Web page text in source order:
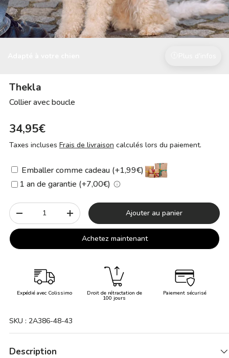
Thekla
Collier avec boucle
34,95€
Taxes incluses Frais de livraison calculés lors du paiement.
Emballer comme cadeau (+1,99€)
1 an de garantie (+7,00€)
Qté
-
+ Ajouter au panier
Achetez maintenant
Expédié avec Colissimo Droit de rétractation de
100 jours
Paiement sécurisé
SKU : 2A386-48-43
Description